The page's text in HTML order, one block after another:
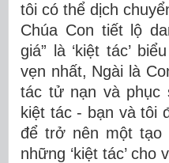
tôi có thể dịch
Chúa Con tiết lộ
giá” là ‘kiệt tác’
vẹn nhất, Ngài là
tác tử nạn và phục
kiệt tác - bạn và tôi
để trở nên một tạo
những ‘kiệt tác’ cho